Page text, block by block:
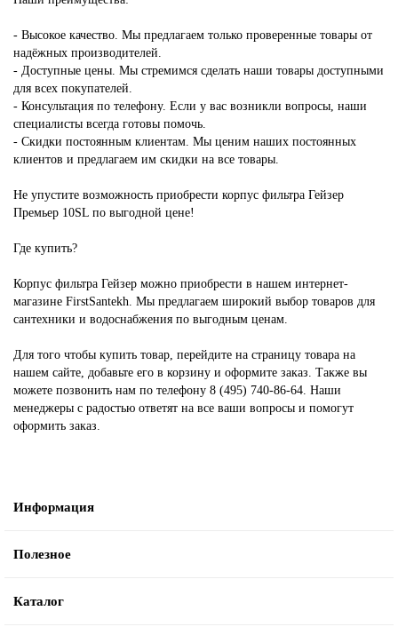
- Высокое качество. Мы предлагаем только проверенные товары от
надёжных производителей.
- Доступные цены. Мы стремимся сделать наши товары доступными
для всех покупателей.
- Консультация по телефону. Если у вас возникли вопросы, наши
специалисты всегда готовы помочь.
- Скидки постоянным клиентам. Мы ценим наших постоянных
клиентов и предлагаем им скидки на все товары.
Не упустите возможность приобрести корпус фильтра Гейзер
Премьер 10SL по выгодной цене!
Где купить?
Корпус фильтра Гейзер можно приобрести в нашем интернет-
магазине FirstSantekh. Мы предлагаем широкий выбор товаров для
сантехники и водоснабжения по выгодным ценам.
Для того чтобы купить товар, перейдите на страницу товара на
нашем сайте, добавьте его в корзину и оформите заказ. Также вы
можете позвонить нам по телефону 8 (495) 740-86-64. Наши
менеджеры с радостью ответят на все ваши вопросы и помогут
оформить заказ.
Информация
Полезное
Каталог